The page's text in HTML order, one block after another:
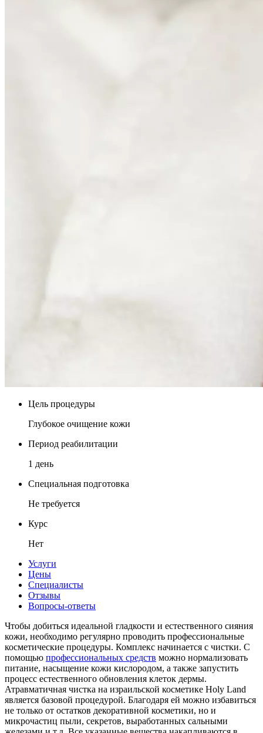
Цель процедуры
Глубокое очищение кожи
Период реабилитации
1 день
Специальная подготовка
Не требуется
Курс
Нет
Услуги
Цены
Специалисты
Отзывы
Вопросы-ответы
Чтобы добиться идеальной гладкости и естественного сияния
кожи, необходимо регулярно проводить профессиональные
косметические процедуры. Комплекс начинается с чистки. С
помощью профессиональных средств можно нормализовать
питание, насыщение кожи кислородом, а также запустить
процесс естественного обновления клеток дермы.
Атравматичная чистка на израильской косметике Holy Land
является базовой процедурой. Благодаря ей можно избавиться
не только от остатков декоративной косметики, но и
микрочастиц пыли, секретов, выработанных сальными